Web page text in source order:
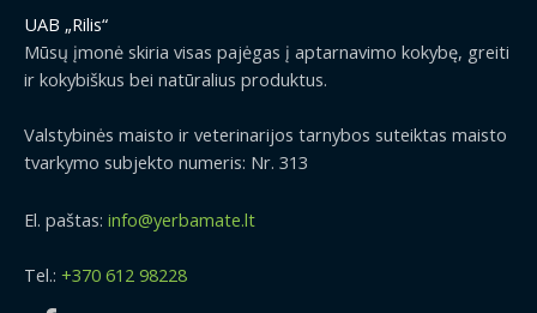
UAB „Rilis“
Mūsų įmonė skiria visas pajėgas į aptarnavimo kokybę, greiti
ir kokybiškus bei natūralius produktus.
Valstybinės maisto ir veterinarijos tarnybos suteiktas maisto
tvarkymo subjekto numeris: Nr. 313
El. paštas: info@yerbamate.lt
Tel.: +370 612 98228